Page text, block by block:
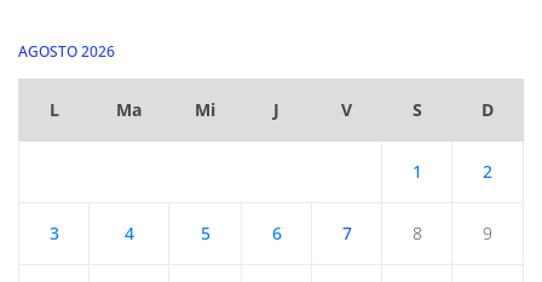
AGOSTO 2026
L Ma Mi J V S D
1 2
3 4 5 6 7 8 9